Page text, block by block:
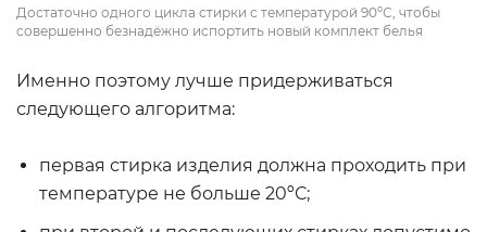
Достаточно одного цикла стирки с температурой 90ºС, чтобы
совершенно безнадёжно испортить новый комплект белья
Именно поэтому лучше придерживаться
следующего алгоритма:
первая стирка изделия должна проходить при
температуре не больше 20ºС;